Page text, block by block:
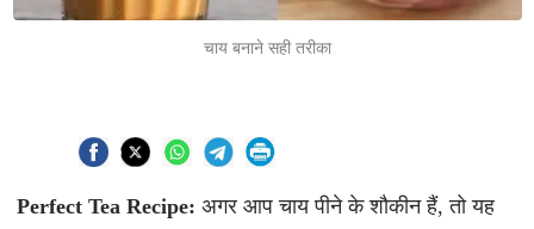
चाय बनाने सही तरीका
Perfect Tea Recipe: अगर आप चाय पीने के शौकीन हैं, तो यह